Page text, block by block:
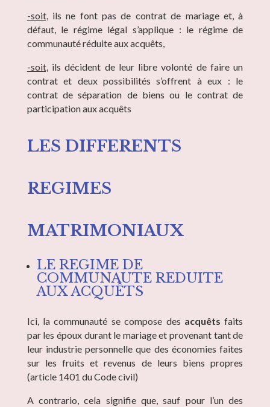
-soit,ils ne font pas de contrat de mariage et, à
défaut, le régime légal s’applique : le régime de
communauté réduite aux acquêts,
-soit,ils décident de leur libre volonté de faire un
contrat et deux possibilités s’offrent à eux : le
contrat de séparation de biens ou le contrat de
participation aux acquêts
LES DIFFERENTS
REGIMES
MATRIMONIAUX
LE REGIME DE
COMMUNAUTE REDUITE
AUX ACQUÊTS
Ici, la communauté se compose des acquêts faits
par les époux durant le mariage et provenant tant de
leur industrie personnelle que des économies faites
sur les fruits et revenus de leurs biens propres
(article 1401 du Code civil)
A contrario, cela signifie que, sauf pour l’un des